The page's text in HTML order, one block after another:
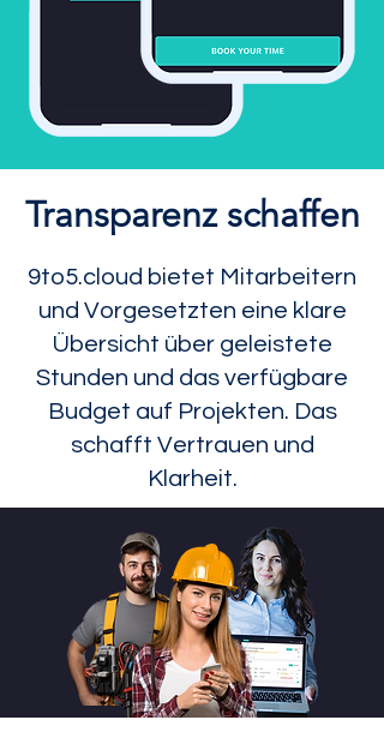
Transparenz schaffen
9to5.cloud bietet Mitarbeitern
und Vorgesetzten eine klare
Übersicht über geleistete
Stunden und das verfügbare
Budget auf Projekten. Das
schafft Vertrauen und
Klarheit.